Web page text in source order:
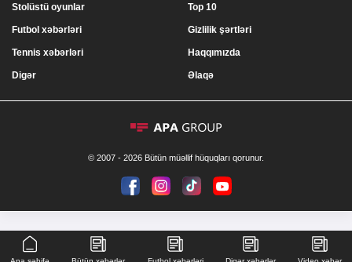
Stolüstü oyunlar Top 10
Futbol xəbərləri
Tennis xəbərləri
Digər
Gizlilik şərtləri
Haqqımızda
Əlaqə
© 2007 - 2026 Bütün müəllif hüquqları qorunur.